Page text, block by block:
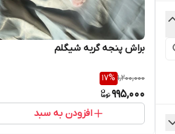
براش پنجه گربه شیگلم
1,200,000
17%
995,000
افزودن به سبد